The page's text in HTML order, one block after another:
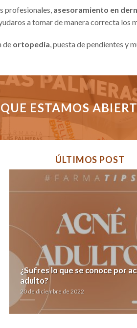
profesionales, asesoramiento en
a tomar de manera correcta los
de ortopedia, puesta de pendientes y
ESTAMOS
ÚLTIMOS POST
¿Sufres lo que se conoce por
adulto?
20 de diciembre de 2022